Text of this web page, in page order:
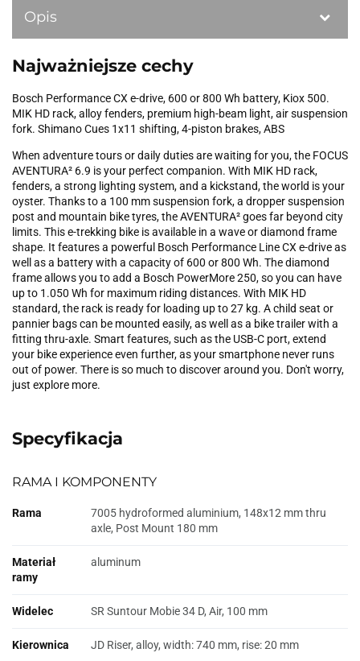
Opis
Najważniejsze cechy
Bosch Performance CX e-drive, 600 or 800 Wh battery, Kiox 500.
MIK HD rack, alloy fenders, premium high-beam light, air suspension
fork. Shimano Cues 1x11 shifting, 4-piston brakes, ABS
When adventure tours or daily duties are waiting for you, the FOCUS
AVENTURA² 6.9 is your perfect companion. With MIK HD rack,
fenders, a strong lighting system, and a kickstand, the world is your
oyster. Thanks to a 100 mm suspension fork, a dropper suspension
post and mountain bike tyres, the AVENTURA² goes far beyond city
limits. This e-trekking bike is available in a wave or diamond frame
shape. It features a powerful Bosch Performance Line CX e-drive as
well as a battery with a capacity of 600 or 800 Wh. The diamond
frame allows you to add a Bosch PowerMore 250, so you can have
up to 1.050 Wh for maximum riding distances. With MIK HD
standard, the rack is ready for loading up to 27 kg. A child seat or
pannier bags can be mounted easily, as well as a bike trailer with a
fitting thru-axle. Smart features, such as the USB-C port, extend
your bike experience even further, as your smartphone never runs
out of power. There is so much to discover around you. Don't worry,
just explore more.
Specyfikacja
RAMA I KOMPONENTY
Rama
7005 hydroformed aluminium, 148x12 mm thru
axle, Post Mount 180 mm
Materiał
ramy
aluminum
Widelec SR Suntour Mobie 34 D, Air, 100 mm
Kierownica JD Riser, alloy, width: 740 mm, rise: 20 mm